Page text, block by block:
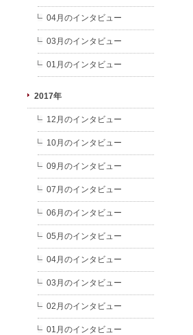
04月のインタビュー
03月のインタビュー
01月のインタビュー
2017年
12月のインタビュー
10月のインタビュー
09月のインタビュー
07月のインタビュー
06月のインタビュー
05月のインタビュー
04月のインタビュー
03月のインタビュー
02月のインタビュー
01月のインタビュー